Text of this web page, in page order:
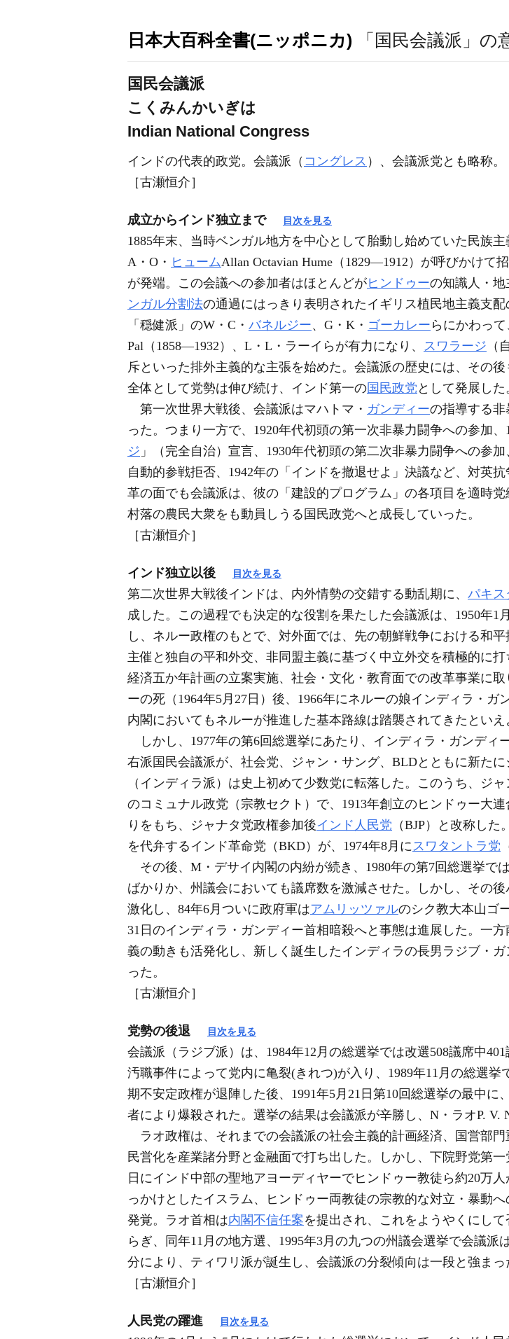
日本大百科全書(ニッポニカ) 「国民会議派」の
国民会議派
こくみんかいぎは
Indian National Congress
インドの代表的政党。会議派（ コングレス ）、会議派党とも略称。
［古瀬恒介］
成立からインド独立まで 目次を見る
1885年末、当時ベンガル地方を中心として胎動し始めていた民族
A・O・ ヒュームAllan Octavian Hume（1829―1912）が呼びかけて
が発端。この会議への参加者はほとんどがヒンドゥーの知識人・地
ンガル分割法の通過にはっきり表明されたイギリス植民地主義支
「穏健派」のW・C・ バネルジー、G・K・ ゴーカレー らにかわって
Pal（1858―1932）、L・L・ラーイらが有力になり、 スワラージ （
斥といった排外主義的な主張を始めた。会議派の歴史には、その
全体として党勢は伸び続け、インド第一の国民政党 として発展した
第一次世界大戦後、会議派はマハトマ・ ガンディーの指導する
った。つまり一方で、1920年代初頭の第一次非暴力闘争への参加
ジ 」（完全自治）宣言、1930年代初頭の第二次非暴力闘争への参
自動的参戦拒否、1942年の「インドを撤退せよ」決議など、対英
革の面でも会議派は、彼の「建設的プログラム」の各項目を適時
村落の農民大衆をも動員しうる国民政党へと成長していった。
［古瀬恒介］
インド独立以後 目次を見る
第二次世界大戦後インドは、内外情勢の交錯する動乱期に、 パキス
成した。この過程でも決定的な役割を果たした会議派は、1950年
し、ネルー政権のもとで、対外面では、先の朝鮮戦争における和
主催と独自の平和外交、非同盟主義に基づく中立外交を積極的に
経済五か年計画の立案実施、社会・文化・教育面での改革事業に
ーの死（1964年5月27日）後、1966年にネルーの娘インディラ・
内閣においてもネルーが推進した基本路線は踏襲されてきたといえ
しかし、1977年の第6回総選挙にあたり、インディラ・ガンディ
右派国民会議派が、社会党、ジャン・サング、BLDとともに新た
（インディラ派）は史上初めて少数党に転落した。このうち、ジ
のコミュナル政党（宗教セクト）で、1913年創立のヒンドゥー大
りをもち、ジャナタ党政権参加後インド人民党 （BJP）と改称し
を代弁するインド革命党（BKD）が、1974年8月にスワタントラ党
その後、M・デサイ内閣の内紛が続き、1980年の第7回総選挙で
ばかりか、州議会においても議席数を激減させた。しかし、その
激化し、84年6月ついに政府軍はアムリッツァルのシク教大本山ゴ
31日のインディラ・ガンディー首相暗殺へと事態は進展した。一
義の動きも活発化し、新しく誕生したインディラの長男ラジブ・
った。
［古瀬恒介］
党勢の後退 目次を見る
会議派（ラジブ派）は、1984年12月の総選挙では改選508議席中
汚職事件によって党内に亀裂(きれつ)が入り、1989年11月の総選
期不安定政権が退陣した後、1991年5月21日第10回総選挙の最中
者により爆殺された。選挙の結果は会議派が辛勝し、N・ラオP. V.
ラオ政権は、それまでの会議派の社会主義的計画経済、国営部門
民営化を産業諸分野と金融面で打ち出した。しかし、下院野党第
日にインド中部の聖地アヨーディヤーでヒンドゥー教徒ら約20万
っかけとしたイスラム、ヒンドゥー両教徒の宗教的な対立・暴動
発覚。ラオ首相は内閣不信任案を提出され、これをようやくにし
らぎ、同年11月の地方選、1995年3月の九つの州議会選挙で会議
分により、ティワリ派が誕生し、会議派の分裂傾向は一段と強まっ
［古瀬恒介］
人民党の躍進 目次を見る